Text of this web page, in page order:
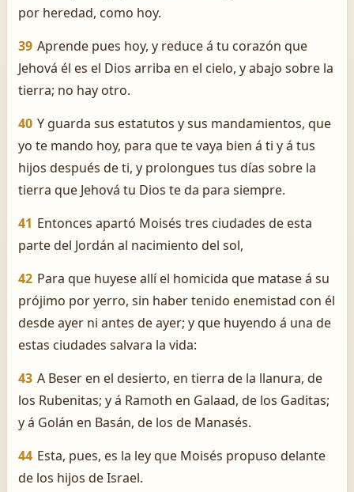
por heredad, como hoy.
39 Aprende pues hoy, y reduce á tu corazón que
Jehová él es el Dios arriba en el cielo, y abajo sobre la
tierra; no hay otro.
40 Y guarda sus estatutos y sus mandamientos, que
yo te mando hoy, para que te vaya bien á ti y á tus
hijos después de ti, y prolongues tus días sobre la
tierra que Jehová tu Dios te da para siempre.
41 Entonces apartó Moisés tres ciudades de esta
parte del Jordán al nacimiento del sol,
42 Para que huyese allí el homicida que matase á su
prójimo por yerro, sin haber tenido enemistad con él
desde ayer ni antes de ayer; y que huyendo á una de
estas ciudades salvara la vida:
43 A Beser en el desierto, en tierra de la llanura, de
los Rubenitas; y á Ramoth en Galaad, de los Gaditas;
y á Golán en Basán, de los de Manasés.
44 Esta, pues, es la ley que Moisés propuso delante
de los hijos de Israel.